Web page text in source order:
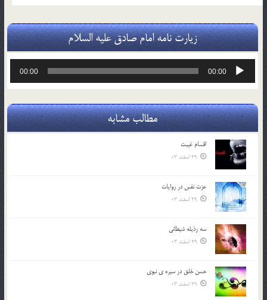
زیارت نامه امام صادق علیه السلام
پخش‌کننده
00:00
00:00
مطالب مشابه
اقسام غيبت
29 اسفند 03
عزت نفس در روايات
29 اسفند 03
سه رذیله شیطانی
29 اسفند 03
حسن خلق در سيره ي نبوي
29 اسفند 03